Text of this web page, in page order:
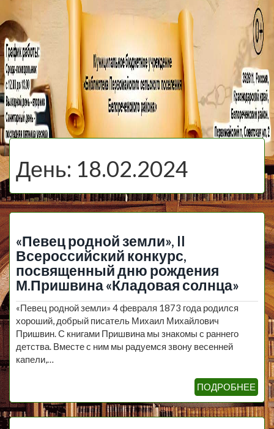
МБУ Библиотека
Первомайского
Сельского
Поселения
День: 18.02.2024
«Певец родной земли», II
Всероссийский конкурс,
посвященный дню рождения
М.Пришвина «Кладовая солнца»
«Певец родной земли» 4 февраля 1873 года родился
хороший, добрый писатель Михаил Михайлович
Пришвин. С книгами Пришвина мы знакомы с раннего
детства. Вместе с ним мы радуемся звону весенней
капели,…
ПОДРОБНЕЕ